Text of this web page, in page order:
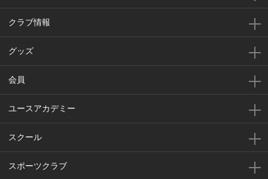
クラブ情報
グッズ
会員
ユースアカデミー
スクール
スポーツクラブ